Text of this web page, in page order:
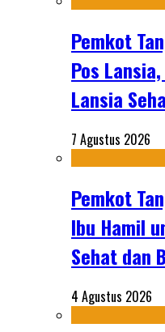
Pemkot
Pos
Lansia
7 Agustus 2026
Pemkot
Ibu Hamil
Sehat dan
4 Agustus 2026